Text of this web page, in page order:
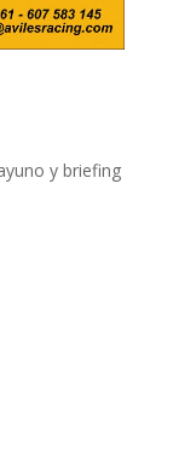
y briefing